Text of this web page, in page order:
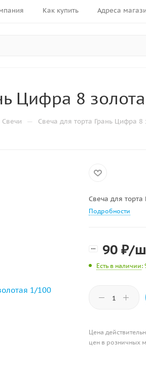
Как купить Адреса
Цифра 8
Свечи — Свеча для торта Грань Цифра 8
Свеча для
Подробности
90₽/
Есть в наличии:
Цена
цен в розничных